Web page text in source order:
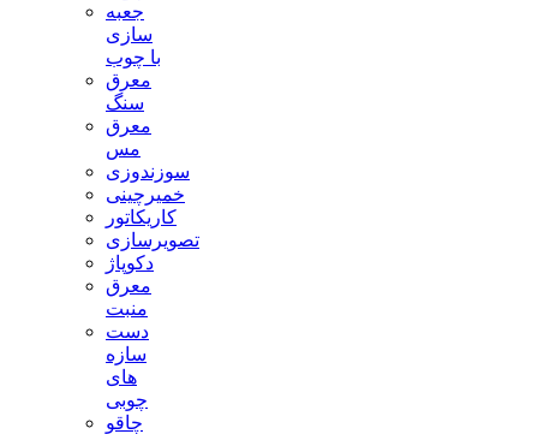
جعبه
سازی
با چوب
معرق
سنگ
معرق
مس
سوزندوزی
خمیرچینی
کاریکاتور
تصویرسازی
دکوپاژ
معرق
منبت
دست
سازه
های
چوبی
چاقو